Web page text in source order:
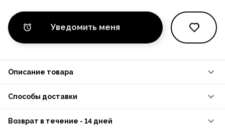
Уведомить меня
Описание товара
Способы доставки
Возврат в течение - 14 дней